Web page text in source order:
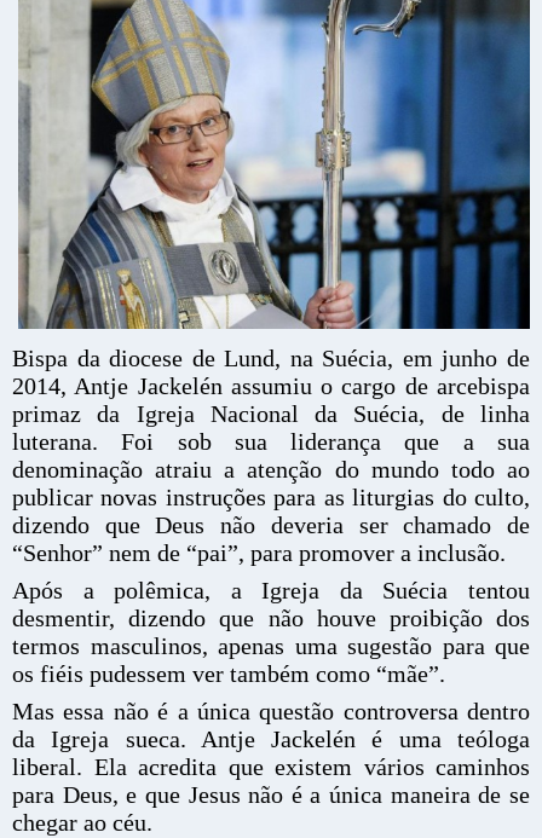
Bispa da diocese de Lund, na Suécia, em junho de
2014, Antje Jackelén assumiu o cargo de arcebispa
primaz da Igreja Nacional da Suécia, de linha
luterana. Foi sob sua liderança que a sua
denominação atraiu a atenção do mundo todo ao
publicar novas instruções para as liturgias do culto,
dizendo que Deus não deveria ser chamado de
“Senhor” nem de “pai”, para promover a inclusão.
Após a polêmica, a Igreja da Suécia tentou
desmentir, dizendo que não houve proibição dos
termos masculinos, apenas uma sugestão para que
os fiéis pudessem ver também como “mãe”.
Mas essa não é a única questão controversa dentro
da Igreja sueca. Antje Jackelén é uma teóloga
liberal. Ela acredita que existem vários caminhos
para Deus, e que Jesus não é a única maneira de se
chegar ao céu.